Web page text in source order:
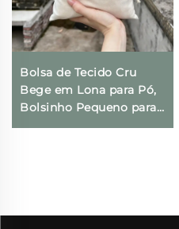
Bolsa de Tecido Cru
Bege em Lona para Pó,
Bolsinho Pequeno para
Presentes com
Atividades ao Ar Livre